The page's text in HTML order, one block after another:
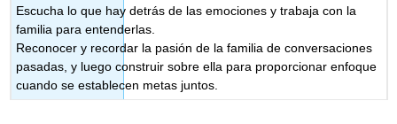
Escucha lo que hay detrás de las emociones y trabaja con la
familia para entenderlas.
Reconocer y recordar la pasión de la familia de conversaciones
pasadas, y luego construir sobre ella para proporcionar enfoque
cuando se establecen metas juntos.